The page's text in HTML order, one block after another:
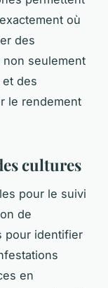
où
des
seulement
et des
le rendement
cultures
pour le suivi
de
pour identifier
en